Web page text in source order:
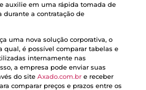
auxilie em uma rápida tomada de
durante a contratação de
uma nova solução corporativa, o
qual, é possível comparar tabelas e
internamente nas
a empresa pode enviar suas
do site Axado.com.br e receber
comparar preços e prazos entre os